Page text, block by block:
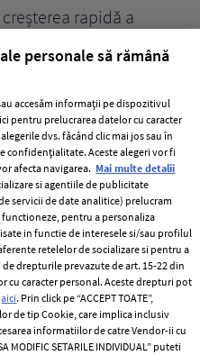
rapidă a
Termeni si conditii
Politica de
confidențialitate
Politica de cookies
Publicitate
personale să rămână
accesăm informații pe dispozitivul
pentru prelucrarea datelor cu caracter
dvs. făcând clic mai jos sau în
confidențialitate. Aceste alegeri vor fi
afecta navigarea. Mai multe detalii
si agentiile de publicitate
servicii de date analitice) prelucram
pentru a personaliza
in functie de interesele si/sau profilul
retelelor de socializare si pentru a
drepturile prevazute de art. 15-22 din
cu caracter personal. Aceste drepturi pot
aici. Prin click pe “ACCEPT TOATE”,
de tip Cookie, care implica inclusiv
informatiilor de catre Vendor-ii cu
MODIFIC SETARILE INDIVIDUAL” puteti